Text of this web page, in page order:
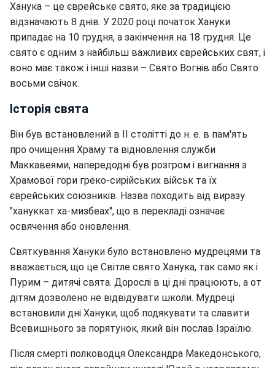
Ханука – це єврейське свято, яке за традицією
відзначають 8 днів. У 2020 році початок Хануки
припадає на 10 грудня, а закінчення на 18 грудня. Це
свято є одним з найбільш важливих єврейських свят, і
воно має також і інші назви – Свято Вогнів або Свято
восьми свічок.
Історія свята
Він був встановлений в II столітті до н. е. в пам'ять
про очищення Храму та відновлення служби
Маккавеями, напередодні був розгром і вигнання з
Храмової гори греко-сирійських військ та їх
єврейських союзників. Назва походить від виразу
"хануккат ха-мизбеах", що в перекладі означає
освячення або оновлення.
Святкування Хануки було встановлено мудрецями та
вважається, що це Світле свято Ханука, так само як і
Пурим – дитячі свята. Дорослі в ці дні працюють, а от
дітям дозволено не відвідувати школи. Мудреці
встановили дні Хануки, щоб подякувати та славити
Всевишнього за порятунок, який він послав Ізраїлю.
Після смерті полководця Олександра Македонського,